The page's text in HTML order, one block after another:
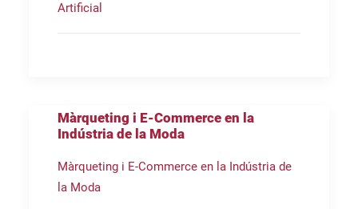
Artificial
Màrqueting i E-Commerce en la
Indústria de la Moda
Màrqueting i E-Commerce en la Indústria de
la Moda